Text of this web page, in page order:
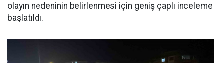
olayın nedeninin belirlenmesi için geniş çaplı inceleme
başlatıldı.